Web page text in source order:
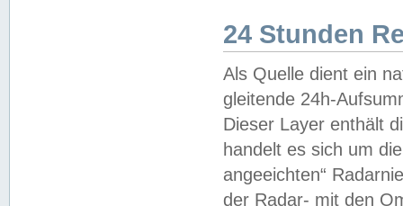
24 Stunden
Als Quelle dient ein
gleitende 24h-
Dieser Layer enthält
handelt es sich um
angeeichten“
der Radar- mit den